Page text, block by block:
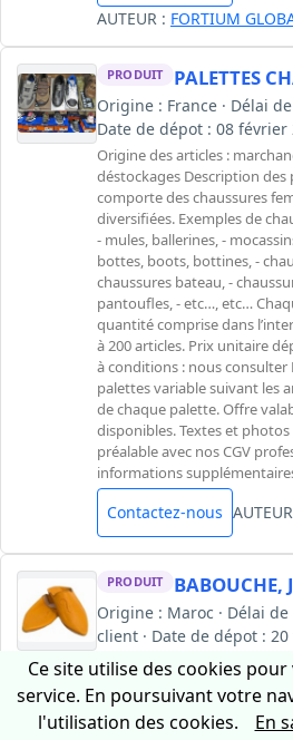
AUTEUR : FORTIUM
PRODUIT PALETTES
Origine : France · Délai
Date de dépot : 08 février
Origine des articles :
déstockages Description
comporte des chaussures
diversifiées. Exemples de
- mules, ballerines, -
bottes, boots, bottines, -
chaussures bateau, -
pantoufles, - etc…, etc…
quantité comprise dans
à 200 articles. Prix unitaire
à conditions : nous consulter
palettes variable suivant les
de chaque palette. Offre
disponibles. Textes et
préalable avec nos CGV
informations
Contactez-nous
PRODUIT BABOUCHE,
Origine : Maroc · Délai
client · Date de dépot :
nous sommes des
la fabrication de tous types
babouche, sacs, bof,
écologique. ce type existe
Ce site utilise des cookies
service. En poursuivant votre
l'utilisation des cookies.
En